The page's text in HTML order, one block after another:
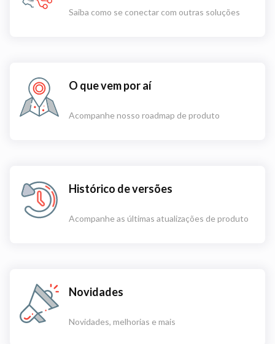
Saiba como se conectar com outras soluções
O que vem por aí
Acompanhe nosso roadmap de produto
Histórico de versões
Acompanhe as últimas atualizações de produto
Novidades
Novidades, melhorias e mais